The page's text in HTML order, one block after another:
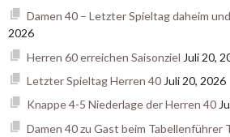
Damen 40 – Letzter Spieltag daheim
2026
Herren 60 erreichen Saisonziel Juli 20,
Letzter Spieltag Herren 40 Juli 20, 2026
Knappe 4-5 Niederlage der Herren 40
Damen 40 zu Gast beim Tabellenführer